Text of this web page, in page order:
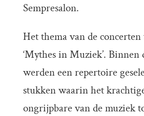
Sempresalon.
Het thema van de
‘Mythes in Muziek’. Binnen
werden een repertoire
stukken waarin het
ongrijpbare van de muziek